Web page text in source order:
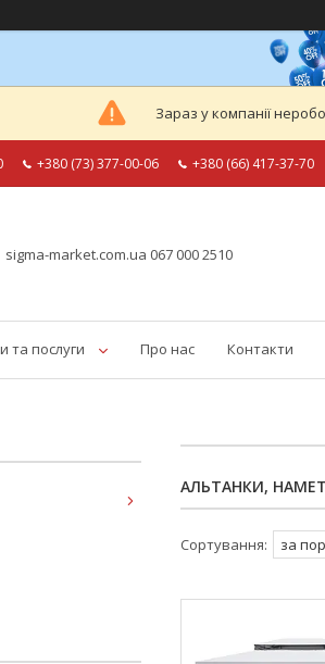
Зараз у компанії
+380 (73) 377-00-06 +380 (66) 417-37-70
sigma-market.com.ua 067 000 2510
та послуги Про нас Контакти
АЛЬТАНКИ,